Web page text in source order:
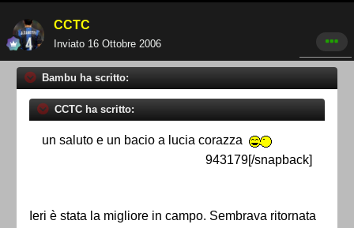
CCTC
Inviato 16 Ottobre 2006
Bambu ha scritto:
CCTC ha scritto:
un saluto e un bacio a lucia corazza
943179[/snapback]
Ieri è stata la migliore in campo. Sembrava ritornata